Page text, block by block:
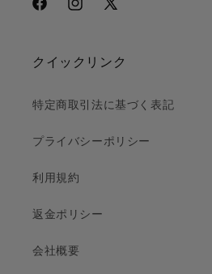
FacebookInstagram
X
クイックリンク
特定商取引法に基づく表記
プライバシーポリシー
利用規約
返金ポリシー
会社概要